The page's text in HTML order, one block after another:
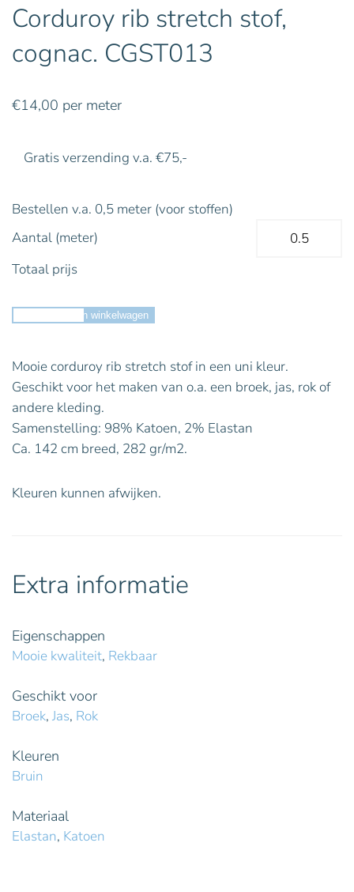
Corduroy rib stretch stof,
cognac. CGST013
€14,00 per meter
Gratis verzending v.a. €75,-
Bestellen v.a. 0,5 meter (voor stoffen)
Aantal (meter)
Totaal prijs
Toevoegen aan winkelwagen
Mooie corduroy rib stretch stof in een uni kleur.
Geschikt voor het maken van o.a. een broek, jas, rok of
andere kleding.
Samenstelling: 98% Katoen, 2% Elastan
Ca. 142 cm breed, 282 gr/m2.
Kleuren kunnen afwijken.
Extra informatie
Eigenschappen
Mooie kwaliteit, Rekbaar
Geschikt voor
Broek, Jas, Rok
Kleuren
Bruin
Materiaal
Elastan, Katoen